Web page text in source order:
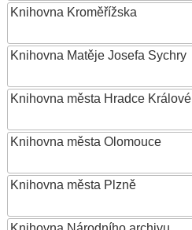
Knihovna Kroměřížska
Knihovna Matěje Josefa Sychry
Knihovna města Hradce Králové
Knihovna města Olomouce
Knihovna města Plzně